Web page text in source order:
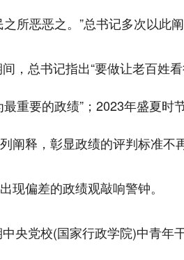
所恶恶之。”总书记多次以此
，总书记指出“要做让老百姓
最重要的政绩”；2023年盛夏
阐释，彰显政绩的评判标准不
现偏差的政绩观敲响警钟。
央党校(国家行政学院)中青年